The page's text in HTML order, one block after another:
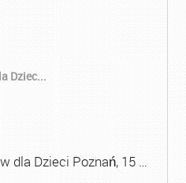
Dziec...
dla Dzieci Poznań, 15 …